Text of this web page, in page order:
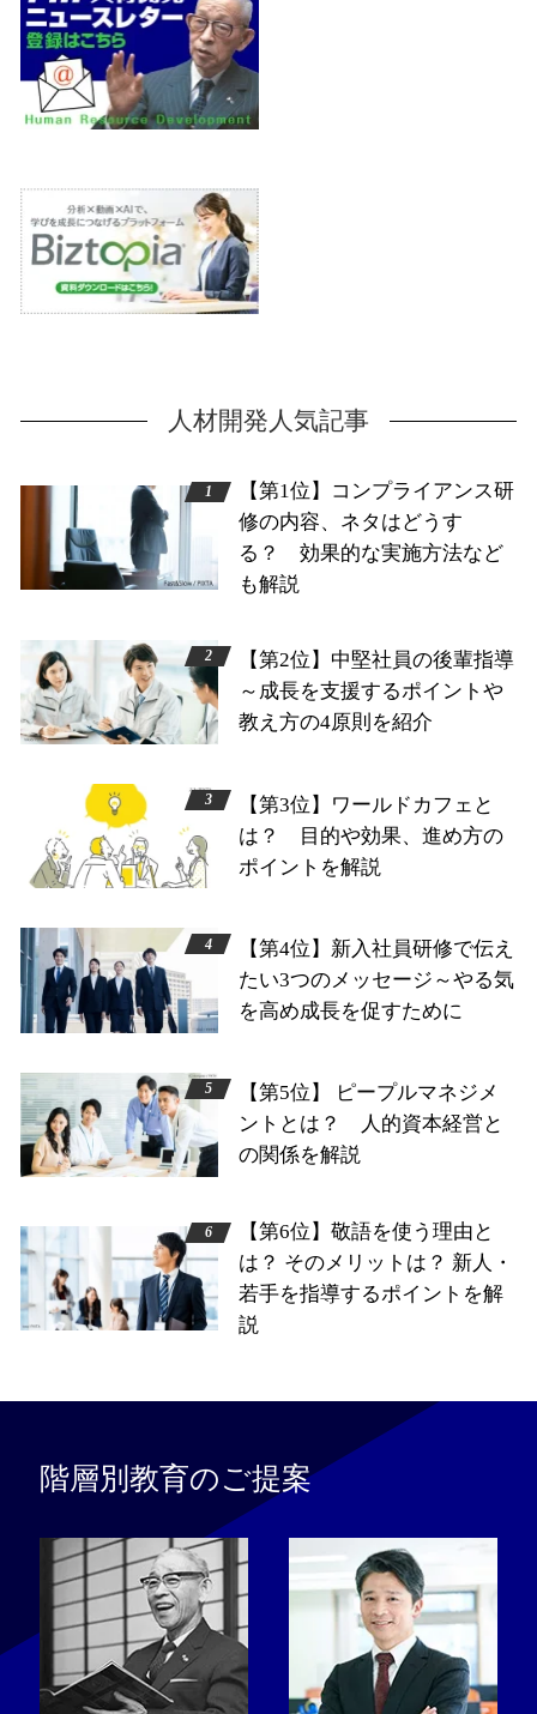
人材開発人気記事
【第1位】コンプライアンス研
修の内容、ネタはどうす
る？ 効果的な実施方法など
も解説
【第2位】中堅社員の後輩指導
～成長を支援するポイントや
教え方の4原則を紹介
【第3位】ワールドカフェと
は？ 目的や効果、進め方の
ポイントを解説
【第4位】新入社員研修で伝え
たい3つのメッセージ～やる気
を高め成長を促すために
【第5位】 ピープルマネジメ
ントとは？ 人的資本経営と
の関係を解説
【第6位】敬語を使う理由と
は？ そのメリットは？ 新人・
若手を指導するポイントを解
説
階層別教育のご提案